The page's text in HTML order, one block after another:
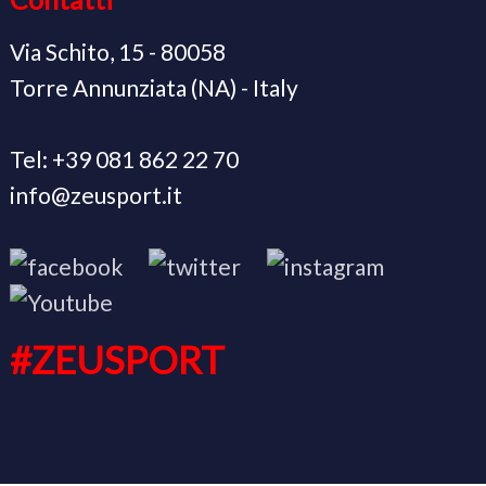
Via Schito, 15 - 80058
Torre Annunziata (NA) - Italy
Tel: +39 081 862 22 70
info@zeusport.it
#ZEUSPORT